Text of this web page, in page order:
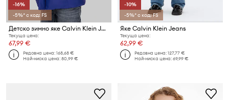
-16%
-5%* с код: FS
Детско зимно яке Calvin Klein Jeans
Текуща цена:
67,99 €
Редовна цена:168,68 €
Най-ниска цена:80,99 €
-10%
-5%* с код: FS
Яке Calvin Klein Jeans
Текуща цена:
62,99 €
Редовна цена:127,77 €
Най-ниска цена:69,99 €